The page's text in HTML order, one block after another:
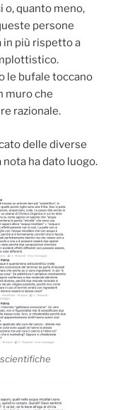
quanto meno,
persone
in più rispetto a
le bufale toccano
muro che
razionale.
delle diverse
ha dato luogo.